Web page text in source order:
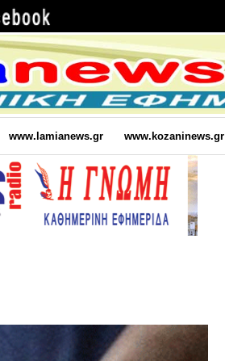
www.lamianews.gr www.kozaninews.gr